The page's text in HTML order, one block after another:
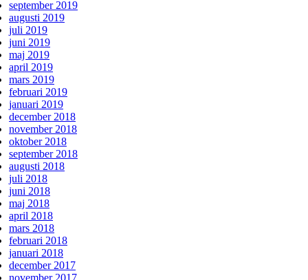
september 2019
augusti 2019
juli 2019
juni 2019
maj 2019
april 2019
mars 2019
februari 2019
januari 2019
december 2018
november 2018
oktober 2018
september 2018
augusti 2018
juli 2018
juni 2018
maj 2018
april 2018
mars 2018
februari 2018
januari 2018
december 2017
november 2017